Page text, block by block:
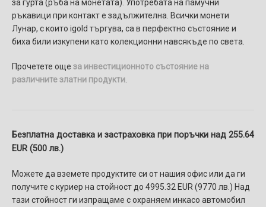
за гурта (ръба на монетата). Употребата на памучни
ръкавици при контакт е задължителна. Всички монети
Лунар, с които igold търгува, са в перфектно състояние и
биха били изкупени като колекционни навсякъде по света.
Прочетете още за инвестиционното състояние на
различните златни продукти
Безплатна доставка и застраховка при поръчки над 255.64
EUR (500 лв.)
Можете да вземете продуктите си от нашия офис или да ги
получите с куриер на стойност до 4995.32 EUR (9770 лв.) Над
тази стойност ги изпращаме с охраняем инкасо автомобил